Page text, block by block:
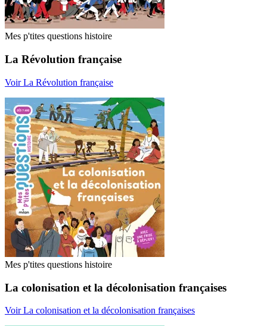
Mes p'tites questions histoire
La Révolution française
Voir La Révolution française
Mes p'tites questions histoire
La colonisation et la décolonisation françaises
Voir La colonisation et la décolonisation françaises